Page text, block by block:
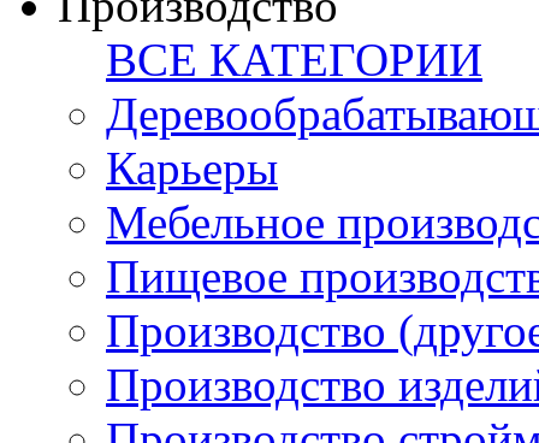
ВСЕ КАТЕГОРИИ
Карьеры
Мебельное
Пищевое
Производство
Производство